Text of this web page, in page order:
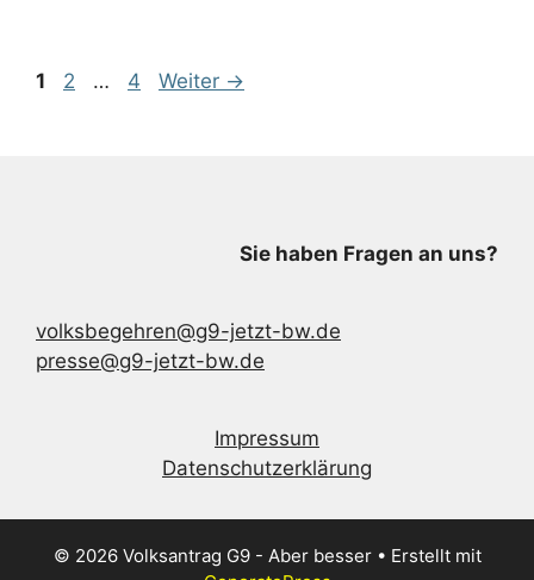
Seite
1 Seite
2 … Seite
4 Weiter →
Sie haben Fragen an uns?
volksbegehren@g9-jetzt-bw.de
presse@g9-jetzt-bw.de
Impressum
Datenschutzerklärung
© 2026 Volksantrag G9 - Aber besser• Erstellt mit